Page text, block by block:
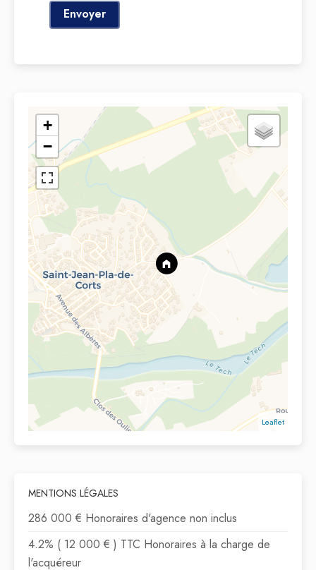
Envoyer
+
−
Leaflet
MENTIONS LÉGALES
286 000 € Honoraires d'agence non inclus
4.2% ( 12 000 € ) TTC Honoraires à la charge de
l'acquéreur